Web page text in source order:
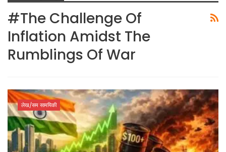
#The Challenge Of
Inflation Amidst The
Rumblings Of War
लेख/सम सामयिकी